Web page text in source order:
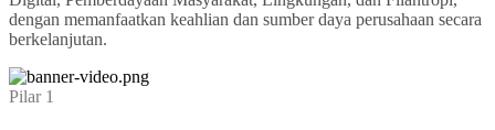
dengan memanfaatkan keahlian dan sumber daya perusahaan secara
berkelanjutan.
Pilar 1